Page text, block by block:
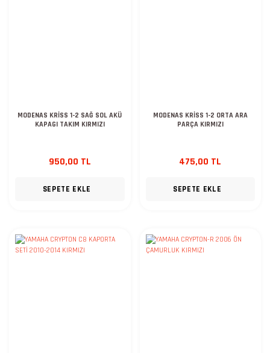
MODENAS KRİSS 1-2 SAĞ SOL AKÜ
KAPAGI TAKIM KIRMIZI
950,00 TL
SEPETE EKLE
MODENAS KRİSS 1-2 ORTA ARA
PARÇA KIRMIZI
475,00 TL
SEPETE EKLE